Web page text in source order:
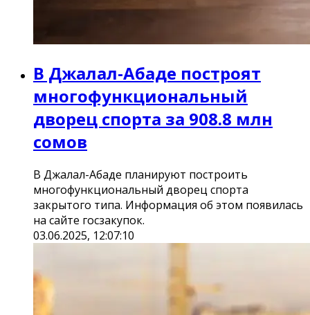
В Джалал-Абаде построят
многофункциональный
дворец спорта за 908.8 млн
сомов
В Джалал-Абаде планируют построить
многофункциональный дворец спорта
закрытого типа. Информация об этом появилась
на сайте госзакупок.
03.06.2025, 12:07:10